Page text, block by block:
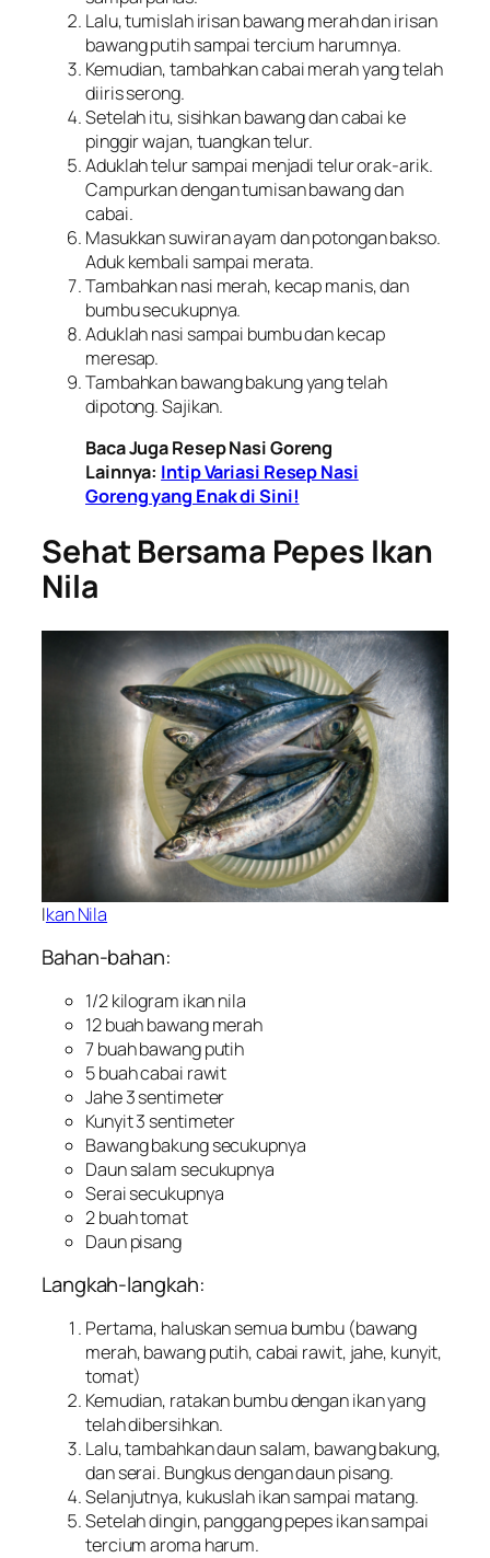
Lalu, tumislah irisan bawang merah dan irisan
bawang putih sampai tercium harumnya.
Kemudian, tambahkan cabai merah yang telah
diiris serong.
Setelah itu, sisihkan bawang dan cabai ke
pinggir wajan, tuangkan telur.
Aduklah telur sampai menjadi telur orak-arik.
Campurkan dengan tumisan bawang dan
cabai.
Masukkan suwiran ayam dan potongan bakso.
Aduk kembali sampai merata.
Tambahkan nasi merah, kecap manis, dan
bumbu secukupnya.
Aduklah nasi sampai bumbu dan kecap
meresap.
Tambahkan bawang bakung yang telah
dipotong. Sajikan.
Baca Juga Resep Nasi Goreng
Lainnya: Intip Variasi Resep Nasi
Goreng yang Enak di Sini!
Sehat Bersama Pepes Ikan
Nila
Ikan Nila
Bahan-bahan:
1/2 kilogram ikan nila
12 buah bawang merah
7 buah bawang putih
5 buah cabai rawit
Jahe 3 sentimeter
Kunyit 3 sentimeter
Bawang bakung secukupnya
Daun salam secukupnya
Serai secukupnya
2 buah tomat
Daun pisang
Langkah-langkah:
Pertama, haluskan semua bumbu (bawang
merah, bawang putih, cabai rawit, jahe, kunyit,
tomat)
Kemudian, ratakan bumbu dengan ikan yang
telah dibersihkan.
Lalu, tambahkan daun salam, bawang bakung,
dan serai. Bungkus dengan daun pisang.
Selanjutnya, kukuslah ikan sampai matang.
Setelah dingin, panggang pepes ikan sampai
tercium aroma harum.